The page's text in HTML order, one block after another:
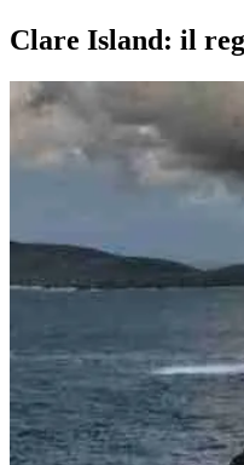
Clare Island: il